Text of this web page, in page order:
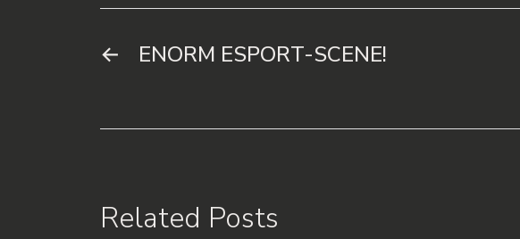
← ENORM ESPORT-SCENE!
Related Posts